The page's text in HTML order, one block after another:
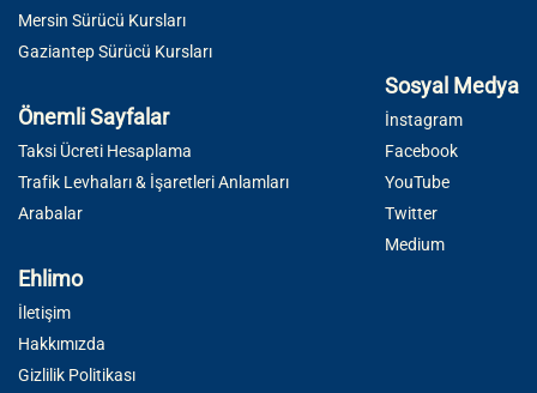
Mersin Sürücü Kursları
Gaziantep Sürücü Kursları
Önemli Sayfalar
Taksi Ücreti Hesaplama
Trafik Levhaları & İşaretleri Anlamları
Arabalar
Sosyal Medya
İnstagram
Facebook
YouTube
Twitter
Medium
Ehlimo
İletişim
Hakkımızda
Gizlilik Politikası